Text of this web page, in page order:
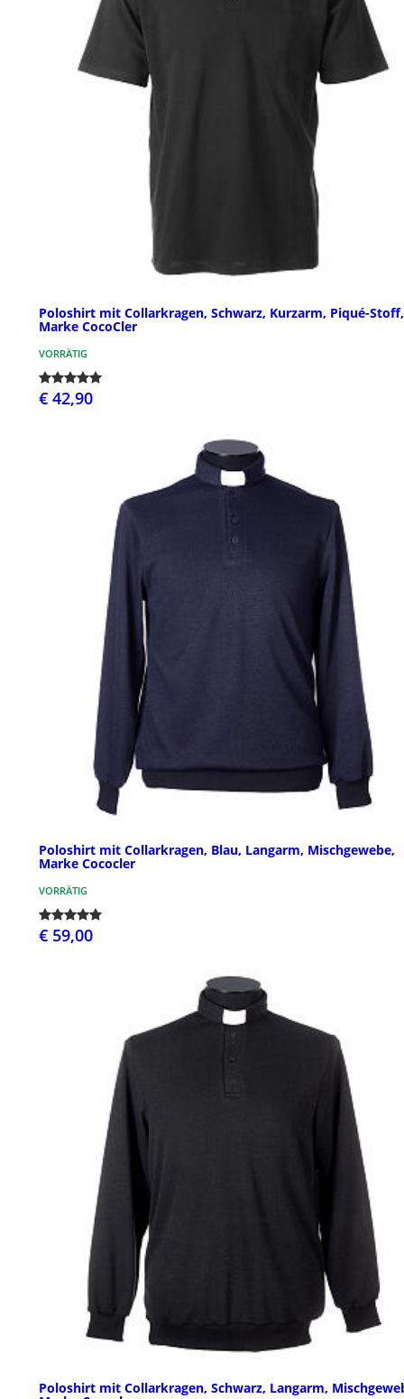
Poloshirt mit Collarkragen, Schwarz, Kurzarm, Piqué-Stoff,
Marke CocoCler
VORRÄTIG
€ 42,90
Poloshirt mit Collarkragen, Blau, Langarm, Mischgewebe,
Marke Cococler
VORRÄTIG
€ 59,00
Poloshirt mit Collarkragen, Schwarz, Langarm,